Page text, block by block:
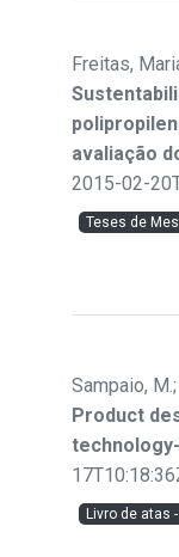
Freitas,
avaliação
2015-02-
Teses de
Sampaio,
Product
Livro de atas